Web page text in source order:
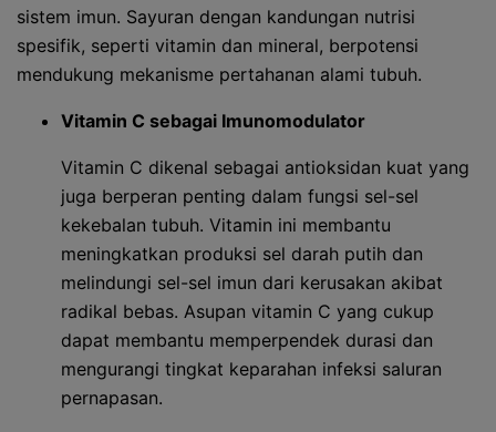
sistem imun. Sayuran dengan kandungan nutrisi
spesifik, seperti vitamin dan mineral, berpotensi
mendukung mekanisme pertahanan alami tubuh.
Vitamin C sebagai Imunomodulator
Vitamin C dikenal sebagai antioksidan kuat yang
juga berperan penting dalam fungsi sel-sel
kekebalan tubuh. Vitamin ini membantu
meningkatkan produksi sel darah putih dan
melindungi sel-sel imun dari kerusakan akibat
radikal bebas. Asupan vitamin C yang cukup
dapat membantu memperpendek durasi dan
mengurangi tingkat keparahan infeksi saluran
pernapasan.